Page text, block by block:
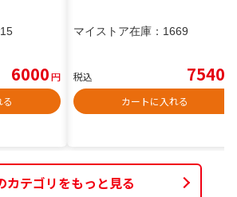
6000円
マイストア在庫： 1669
税込 7540
カートに入れる
カテゴリをもっと見る